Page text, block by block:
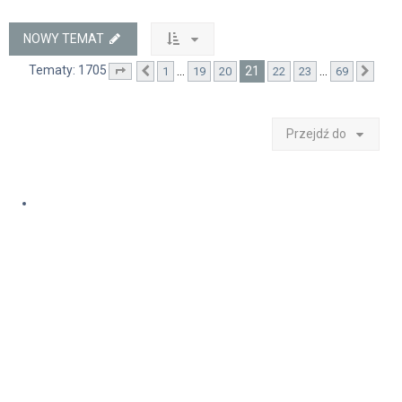
NOWY TEMAT
Tematy: 1705 Strona 21 z 69
Poprzednia
1 19 20 21 22 23 69
Przejdź do